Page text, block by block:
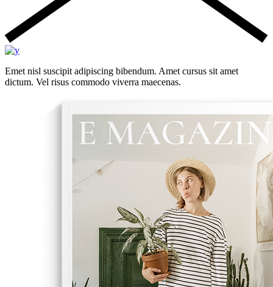
Emet nisl suscipit adipiscing bibendum. Amet cursus sit amet
dictum. Vel risus commodo viverra maecenas.